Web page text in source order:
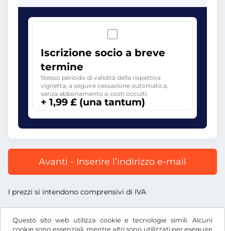
Questo sito web utilizza cookie e tecnologie simili. Alcuni
cookie sono essenziali, mentre altri sono utilizzati per eseguire
Iscrizione socio a breve
termine
Stesso periodo di validità della rispettiva
vignetta; a seguire cessazione automatica,
senza abbonamento o costi occulti.
+ 1,99 £ (una tantum)
Avanti - Inserire l’indirizzo e-mail
I prezzi si intendono comprensivi di IVA